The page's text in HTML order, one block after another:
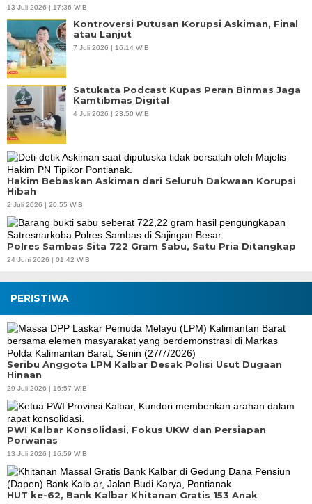
13 Juli 2026 | 17:36 WIB
Kontroversi Putusan Korupsi Askiman, Final
atau Lanjut
7 Juli 2026 | 16:14 WIB
Satukata Podcast Kupas Peran Binmas Jaga
Kamtibmas Digital
4 Juli 2026 | 23:50 WIB
Hakim Bebaskan Askiman dari Seluruh Dakwaan Korupsi
Hibah
2 Juli 2026 | 20:55 WIB
Polres Sambas Sita 722 Gram Sabu, Satu Pria Ditangkap
24 Juni 2026 | 01:42 WIB
PERISTIWA
Seribu Anggota LPM Kalbar Desak Polisi Usut Dugaan
Hinaan
29 Juli 2026 | 16:57 WIB
PWI Kalbar Konsolidasi, Fokus UKW dan Persiapan
Porwanas
13 Juli 2026 | 16:59 WIB
HUT ke-62, Bank Kalbar Khitanan Gratis 153 Anak